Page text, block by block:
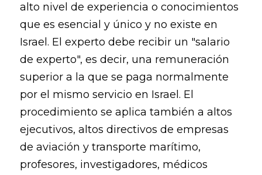
alto nivel de experiencia o conocimientos
que es esencial y único y no existe en
Israel. El experto debe recibir un "salario
de experto", es decir, una remuneración
superior a la que se paga normalmente
por el mismo servicio en Israel. El
procedimiento se aplica también a altos
ejecutivos, altos directivos de empresas
de aviación y transporte marítimo,
profesores, investigadores, médicos